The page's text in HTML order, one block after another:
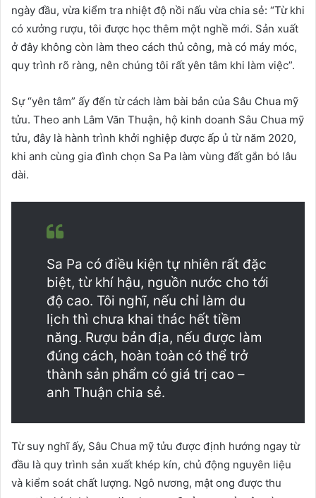
ngày đầu, vừa kiểm tra nhiệt độ nồi nấu vừa chia sẻ: “Từ khi
có xưởng rượu, tôi được học thêm một nghề mới. Sản xuất
ở đây không còn làm theo cách thủ công, mà có máy móc,
quy trình rõ ràng, nên chúng tôi rất yên tâm khi làm việc”.
Sự “yên tâm” ấy đến từ cách làm bài bản của Sâu Chua mỹ
tửu. Theo anh Lâm Văn Thuận, hộ kinh doanh Sâu Chua mỹ
tửu, đây là hành trình khởi nghiệp được ấp ủ từ năm 2020,
khi anh cùng gia đình chọn Sa Pa làm vùng đất gắn bó lâu
dài.
Sa Pa có điều kiện tự nhiên rất đặc
biệt, từ khí hậu, nguồn nước cho tới
độ cao. Tôi nghĩ, nếu chỉ làm du
lịch thì chưa khai thác hết tiềm
năng. Rượu bản địa, nếu được làm
đúng cách, hoàn toàn có thể trở
thành sản phẩm có giá trị cao –
anh Thuận chia sẻ.
Từ suy nghĩ ấy, Sâu Chua mỹ tửu được định hướng ngay từ
đầu là quy trình sản xuất khép kín, chủ động nguyên liệu
và kiểm soát chất lượng. Ngô nương, mật ong được thu